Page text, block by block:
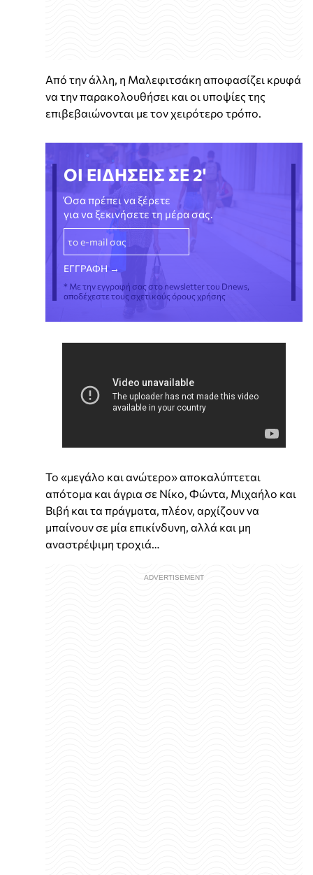
Από την άλλη, η Μαλεφιτσάκη αποφασίζει κρυφά
να την παρακολουθήσει και οι υποψίες της
επιβεβαιώνονται με τον χειρότερο τρόπο.
ΟΙ ΕΙΔΗΣΕΙΣ ΣΕ 2'
Όσα πρέπει να ξέρετε
για να ξεκινήσετε τη μέρα σας.
* Με την εγγραφή σας στο newsletter του Dnews,
αποδέχεστε τους σχετικούς όρους χρήσης
Το «μεγάλο και ανώτερο» αποκαλύπτεται
απότομα και άγρια σε Νίκο, Φώντα, Μιχαήλο και
Βιβή και τα πράγματα, πλέον, αρχίζουν να
μπαίνουν σε μία επικίνδυνη, αλλά και μη
αναστρέψιμη τροχιά…